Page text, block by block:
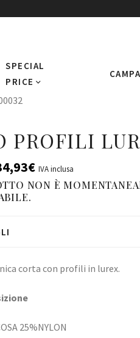
SPECIAL
PRICE
PROFILI
€ IVA inclusa
NON È
corta con profili in lurex.
25%NYLON